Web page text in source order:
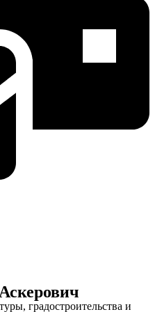
градостроительства и